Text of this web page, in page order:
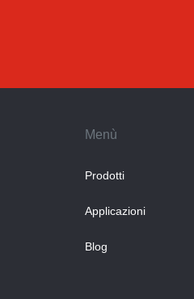
Menù
Prodotti
Applicazioni
Blog